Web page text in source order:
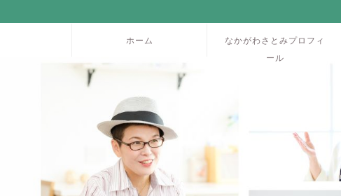
ホーム
なかがわさとみプロフィ
ール